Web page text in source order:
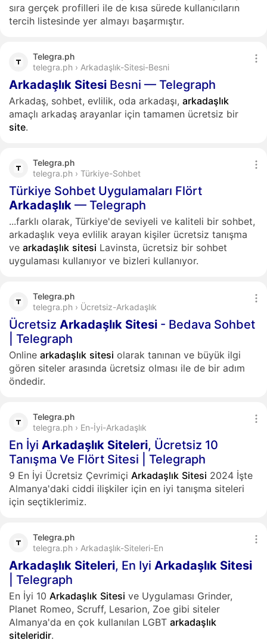
sıra gerçek profilleri ile de kısa sürede kullanıcıların
tercih listesinde yer almayı başarmıştır.
Telegra.ph
telegra.ph › Arkadaşlık-Sitesi-Besni
Arkadaşlık Sitesi Besni — Telegraph
Arkadaş, sohbet, evlilik, oda arkadaşı, arkadaşlık
amaçlı arkadaş arayanlar için tamamen ücretsiz bir
site.
Telegra.ph
telegra.ph › Türkiye-Sohbet
Türkiye Sohbet Uygulamaları Flört
Arkadaşlık — Telegraph
...farklı olarak, Türkiye'de seviyeli ve kaliteli bir sohbet,
arkadaşlık veya evlilik arayan kişiler ücretsiz tanışma
ve arkadaşlık sitesi Lavinsta, ücretsiz bir sohbet
uygulaması kullanıyor ve bizleri kullanıyor.
Telegra.ph
telegra.ph › Ücretsiz-Arkadaşlık
Ücretsiz Arkadaşlık Sitesi - Bedava Sohbet
| Telegraph
Online arkadaşlık sitesi olarak tanınan ve büyük ilgi
gören siteler arasında ücretsiz olması ile de bir adım
öndedir.
Telegra.ph
telegra.ph › En-İyi-Arkadaşlık
En İyi Arkadaşlık Siteleri, Ücretsiz 10
Tanışma Ve Flört Sitesi | Telegraph
9 En İyi Ücretsiz Çevrimiçi Arkadaşlık Sitesi 2024 İşte
Almanya'daki ciddi ilişkiler için en iyi tanışma siteleri
için seçtiklerimiz.
Telegra.ph
telegra.ph › Arkadaşlık-Siteleri-En
Arkadaşlık Siteleri, En Iyi Arkadaşlık Sitesi
| Telegraph
En İyi 10 Arkadaşlık Sitesi ve Uygulaması Grinder,
Planet Romeo, Scruff, Lesarion, Zoe gibi siteler
Almanya'da en çok kullanılan LGBT arkadaşlık
siteleridir.